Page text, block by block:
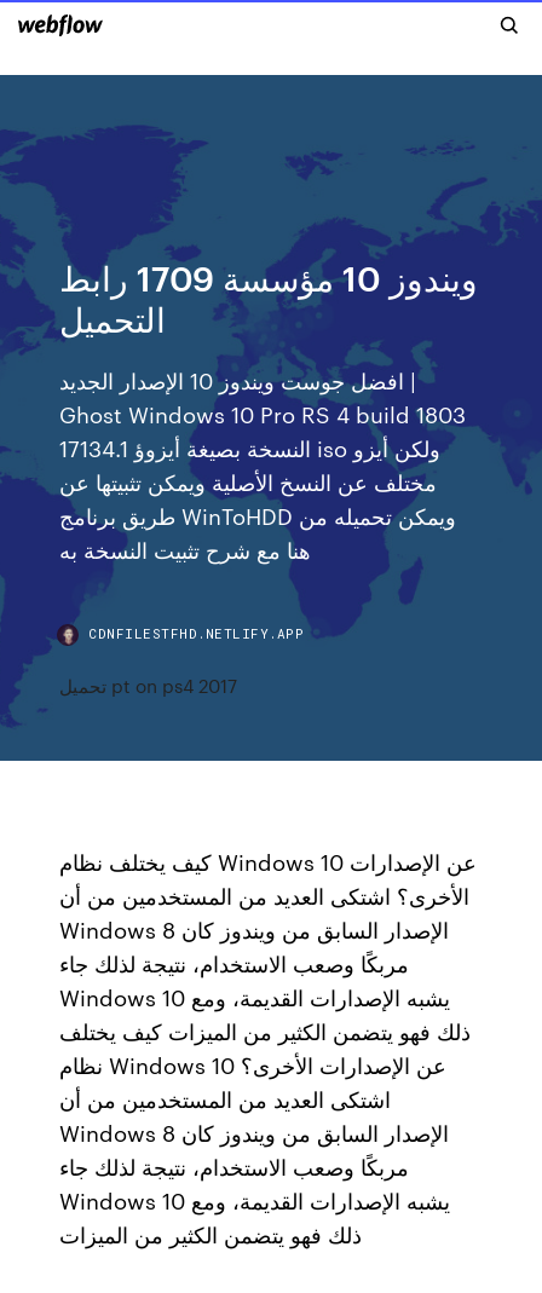
ويندوز 10 مؤسسة 1709 رابط
التحميل
افضل جوست ويندوز 10 الإصدار الجديد |
Ghost Windows 10 Pro RS 4 build 1803
17134.1 النسخة بصيغة أيزوؤ iso ولكن أيزو
مختلف عن النسخ الأصلية ويمكن تثبيتها عن
طريق برنامج WinToHDD ويمكن تحميله من
هنا مع شرح تثبيت النسخة به
CDNFILESTFHD.NETLIFY.APP
تحميل pt on ps4 2017
كيف يختلف نظام Windows 10 عن الإصدارات
الأخرى؟ اشتكى العديد من المستخدمين من أن
Windows 8 الإصدار السابق من ويندوز كان
مربكًا وصعب الاستخدام، نتيجة لذلك جاء
Windows 10 يشبه الإصدارات القديمة، ومع
ذلك فهو يتضمن الكثير من الميزات كيف يختلف
نظام Windows 10 عن الإصدارات الأخرى؟
اشتكى العديد من المستخدمين من أن
Windows 8 الإصدار السابق من ويندوز كان
مربكًا وصعب الاستخدام، نتيجة لذلك جاء
Windows 10 يشبه الإصدارات القديمة، ومع
ذلك فهو يتضمن الكثير من الميزات